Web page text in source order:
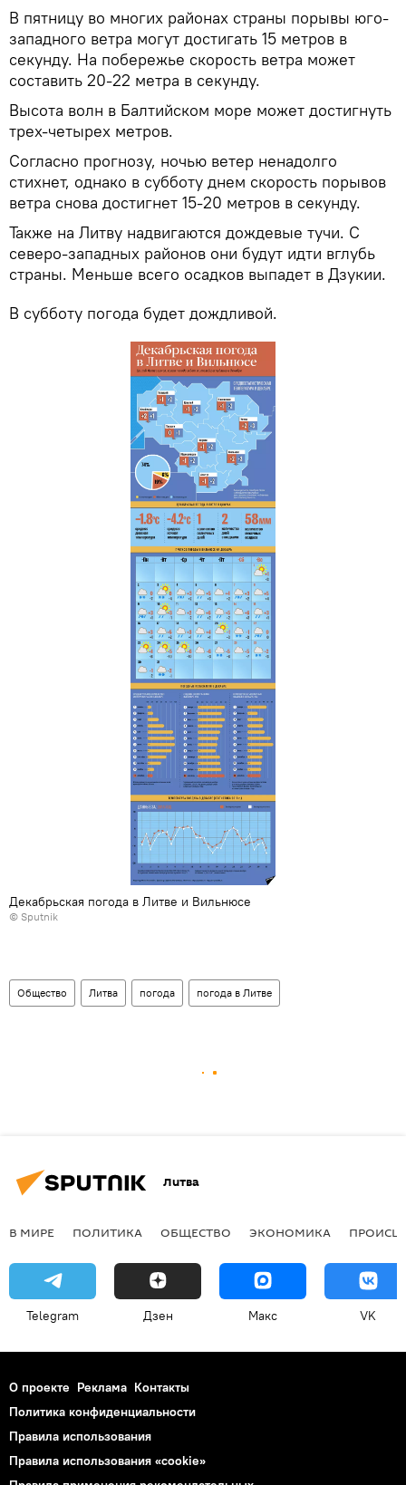
В пятницу во многих районах страны порывы юго-
западного ветра могут достигать 15 метров в
секунду. На побережье скорость ветра может
составить 20-22 метра в секунду.
Высота волн в Балтийском море может достигнуть
трех-четырех метров.
Согласно прогнозу, ночью ветер ненадолго
стихнет, однако в субботу днем скорость порывов
ветра снова достигнет 15-20 метров в секунду.
Также на Литву надвигаются дождевые тучи. С
северо-западных районов они будут идти вглубь
страны. Меньше всего осадков выпадет в Дзукии.
В субботу погода будет дождливой.
Декабрьская погода в Литве и Вильнюсе
© Sputnik
Общество Литва погода погода в Литве
Литва
В МИРЕ ПОЛИТИКА ОБЩЕСТВО ЭКОНОМИКА
Telegram Дзен Макс VK
О проекте Реклама Контакты
Политика конфиденциальности
Правила использования
Правила использования «cookie»